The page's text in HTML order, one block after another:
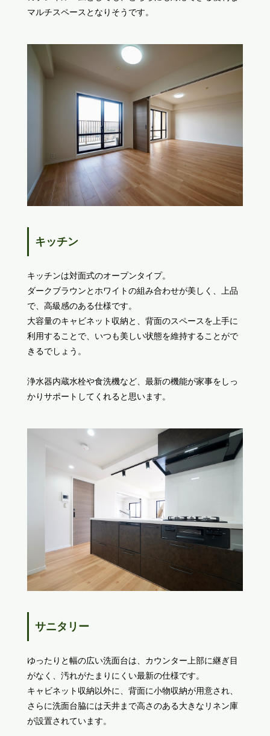
マルチスペースとなりそうです。
キッチン
キッチンは対面式のオープンタイプ。
ダークブラウンとホワイトの組み合わせが美しく、上品
で、高級感のある仕様です。
大容量のキャビネット収納と、背面のスペースを上手に
利用することで、いつも美しい状態を維持することがで
きるでしょう。
浄水器内蔵水栓や食洗機など、最新の機能が家事をしっ
かりサポートしてくれると思います。
サニタリー
ゆったりと幅の広い洗面台は、カウンター上部に継ぎ目
がなく、汚れがたまりにくい最新の仕様です。
キャビネット収納以外に、背面に小物収納が用意され、
さらに洗面台脇には天井まで高さのある大きなリネン庫
が設置されています。